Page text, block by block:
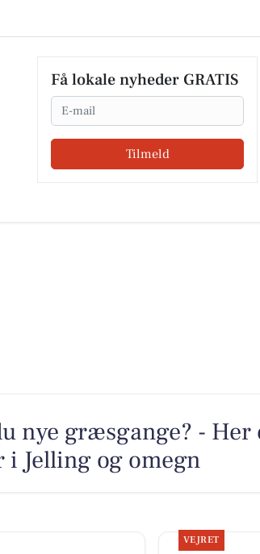
Få lokale nyheder GRATIS
Email
Tilmeld
nye græsgange? - Her
Jelling og omegn
VEJRET